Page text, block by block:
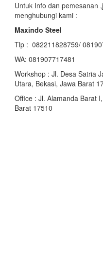
Untuk Info dan pemesanan
menghubungi kami :
Maxindo Steel
Tlp : 082211828759/
WA: 081907717481
Workshop : Jl. Desa Satria
Utara, Bekasi, Jawa Barat
Office : Jl. Alamanda Barat
Barat 17510